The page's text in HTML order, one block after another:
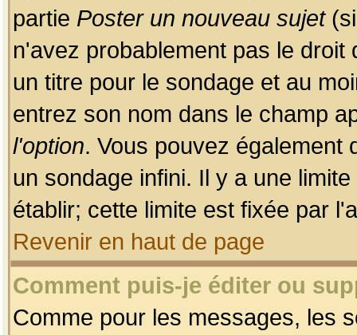
partie Poster un nouveau sujet(si
n'avez probablement pas le
un titre pour le sondage et au
entrez son nom dans le champ
l'option. Vous pouvez également
un sondage infini. Il y a une
établir; cette limite est fixée par
Revenir en haut de page
Comment puis-je éditer ou
Comme pour les messages, les